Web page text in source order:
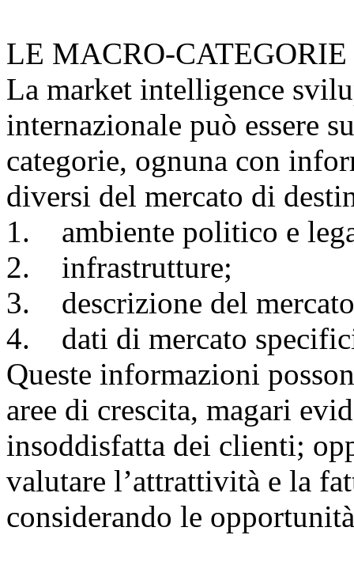
LE MACRO-
La market intelligence
internazionale può essere
categorie, ognuna con
diversi del mercato di
1. ambiente politico e
2. infrastrutture;
3. descrizione del
4. dati di mercato
Queste informazioni
aree di crescita, magari
insoddisfatta dei clienti;
valutare l’attrattività e la
considerando le